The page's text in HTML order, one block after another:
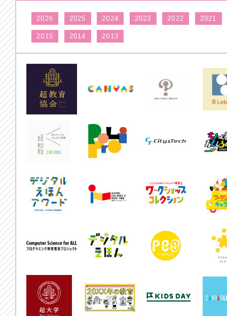
2026 2025 2024 2023 2022 2021
2015 2014 2013